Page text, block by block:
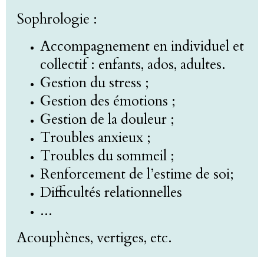
Sophrologie :
Accompagnement en individuel et
collectif : enfants, ados, adultes.
Gestion du stress ;
Gestion des émotions ;
Gestion de la douleur ;
Troubles anxieux ;
Troubles du sommeil ;
Renforcement de l’estime de soi;
Difficultés relationnelles
...
Acouphènes, vertiges, etc.